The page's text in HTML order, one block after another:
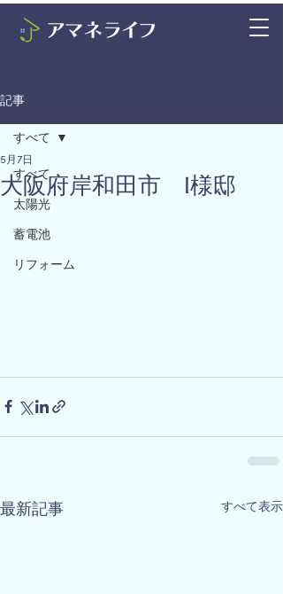
記事
すべて
太陽光
蓄電池
リフォーム
すべて
大阪府岸和田市 I様邸
5月7日
最新記事 すべて表示